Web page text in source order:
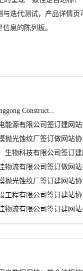
与迭代测试，产品详情页
息的陈列板。
Construct...
能源有限公司签订建网站
抛光蚀纹厂签订做网站协
生物科技有限公司签订建
物流有限公司签订做网站
抛光蚀纹厂签订建网站协
工程有限公司签订建站协
物流有限公司签订建网站